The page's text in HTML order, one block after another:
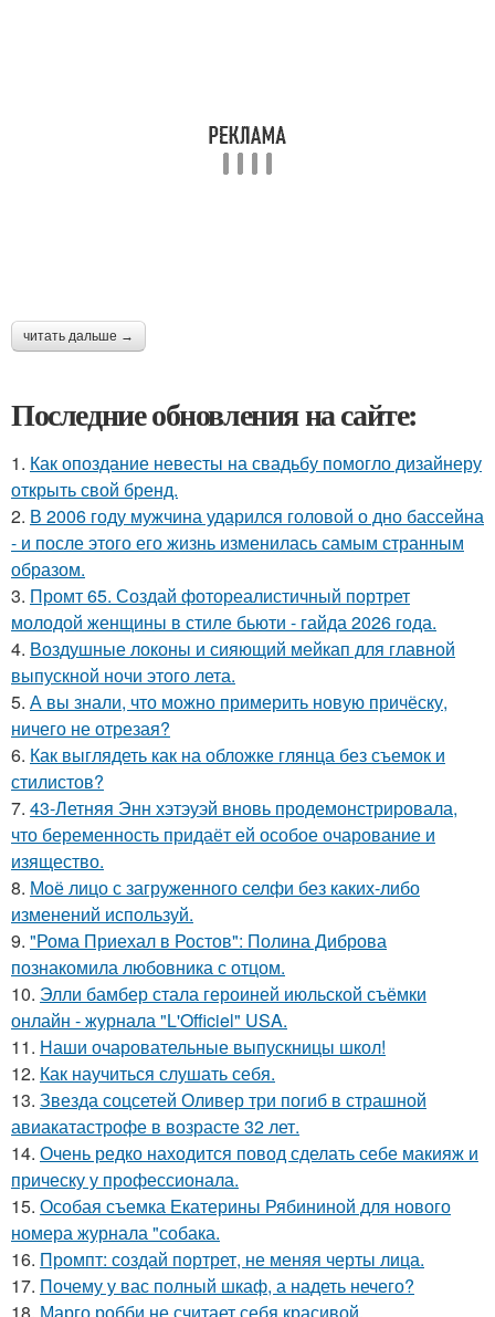
читать дальше →
Последние обновления на сайте:
1. Как опоздание невесты на свадьбу помогло дизайнеру
открыть свой бренд.
2. В 2006 году мужчина ударился головой о дно бассейна
- и после этого его жизнь изменилась самым странным
образом.
3. Промт 65. Создай фотореалистичный портрет
молодой женщины в стиле бьюти - гайда 2026 года.
4. Воздушные локоны и сияющий мейкап для главной
выпускной ночи этого лета.
5. А вы знали, что можно примерить новую причёску,
ничего не отрезая?
6. Как выглядеть как на обложке глянца без съемок и
стилистов?
7. 43-Летняя Энн хэтэуэй вновь продемонстрировала,
что беременность придаёт ей особое очарование и
изящество.
8. Моё лицо с загруженного селфи без каких-либо
изменений используй.
9. "Рома Приехал в Ростов": Полина Диброва
познакомила любовника с отцом.
10. Элли бамбер стала героиней июльской съёмки
онлайн - журнала "L'Officiel" USA.
11. Наши очаровательные выпускницы школ!
12. Как научиться слушать себя.
13. Звезда соцсетей Оливер три погиб в страшной
авиакатастрофе в возрасте 32 лет.
14. Очень редко находится повод сделать себе макияж и
прическу у профессионала.
15. Особая съемка Екатерины Рябининой для нового
номера журнала "собака.
16. Промпт: создай портрет, не меняя черты лица.
17. Почему у вас полный шкаф, а надеть нечего?
18. Марго робби не считает себя красивой.